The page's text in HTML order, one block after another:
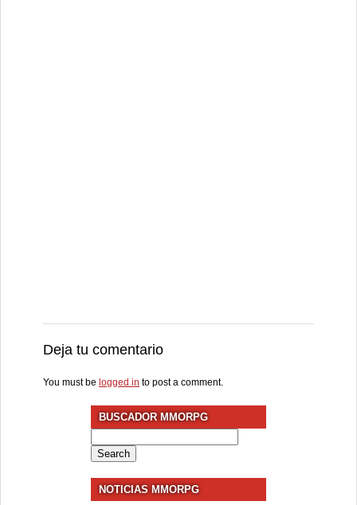
Deja tu comentario
You must be logged in to post a comment.
BUSCADOR MMORPG
for:
NOTICIAS MMORPG